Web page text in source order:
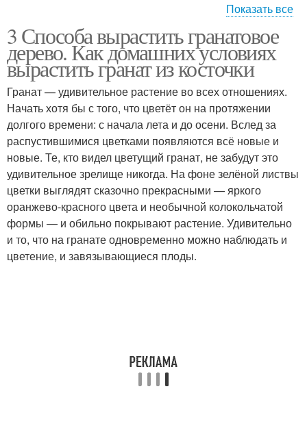
Гранат в домашних
условиях
условиях
Показать все
3 Способа вырастить гранатовое
дерево. Как домашних условиях
вырастить гранат из косточки
Гранат — удивительное растение во всех отношениях.
Начать хотя бы с того, что цветёт он на протяжении
долгого времени: с начала лета и до осени. Вслед за
распустившимися цветками появляются всё новые и
новые. Те, кто видел цветущий гранат, не забудут это
удивительное зрелище никогда. На фоне зелёной листвы
цветки выглядят сказочно прекрасными — яркого
оранжево-красного цвета и необычной колокольчатой
формы — и обильно покрывают растение. Удивительно
и то, что на гранате одновременно можно наблюдать и
цветение, и завязывающиеся плоды.